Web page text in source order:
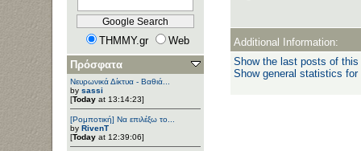
THMMY.gr
Web
Πρόσφατα
Νευρωνικά Δίκτυα - Βαθιά...
by sassi
[Today at 13:14:23]
[Ρομποτική] Να επιλέξω το...
by RivenT
[Today at 12:39:06]
Additional Information:
Show the last posts of this
Show general statistics for